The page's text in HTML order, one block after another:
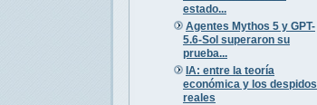
estado...
Agentes Mythos 5 y GPT-
5.6-Sol superaron su
prueba...
IA: entre la teoría
económica y los despidos
reales